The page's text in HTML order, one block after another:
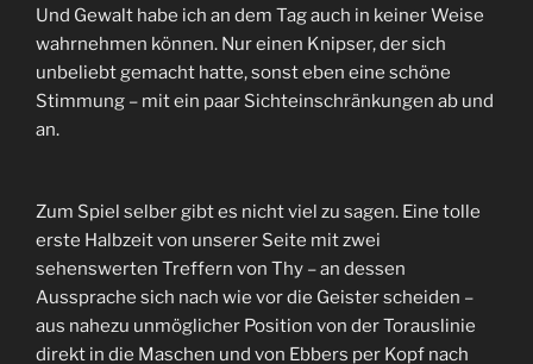
Und Gewalt habe ich an dem Tag auch in keiner Weise
wahrnehmen können. Nur einen Knipser, der sich
unbeliebt gemacht hatte, sonst eben eine schöne
Stimmung – mit ein paar Sichteinschränkungen ab und
an.
Zum Spiel selber gibt es nicht viel zu sagen. Eine tolle
erste Halbzeit von unserer Seite mit zwei
sehenswerten Treffern von Thy – an dessen
Aussprache sich nach wie vor die Geister scheiden –
aus nahezu unmöglicher Position von der Torauslinie
direkt in die Maschen und von Ebbers per Kopf nach